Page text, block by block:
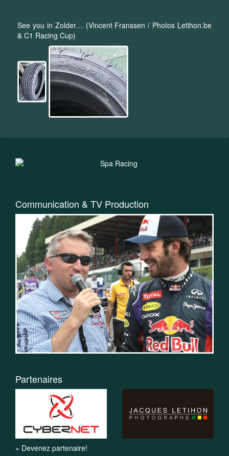
See you in Zolder… (Vincent Franssen / Photos Letihon.be
& C1 Racing Cup)
Communication & TV Production
Partenaires
» Devenez partenaire!